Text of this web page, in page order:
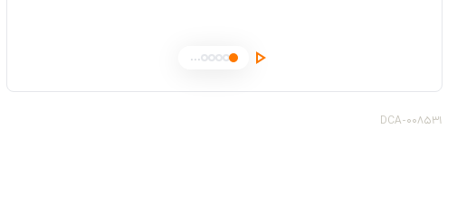
...
DCA-008531